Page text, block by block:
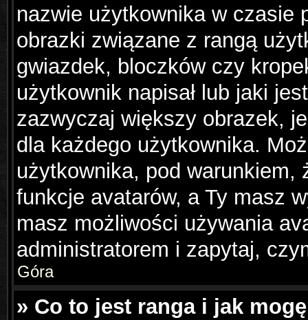
nazwie użytkownika w czasie
obrazki związane z rangą
gwiazdek, bloczków czy
użytkownik napisał lub jaki
zazwyczaj większy obrazek,
dla każdego użytkownika.
użytkownika, pod warunkiem,
funkcje avatarów, a Ty masz
masz możliwości używania
administratorem i zapytaj,
Góra
» Co to jest ranga i jak